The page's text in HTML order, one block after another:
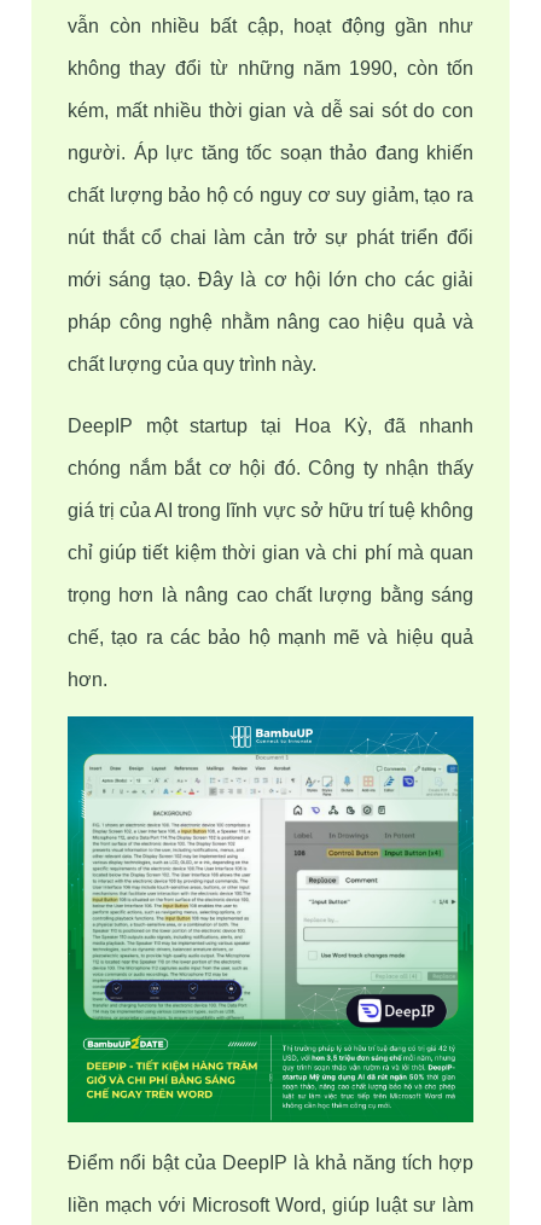
vẫn còn nhiều bất cập, hoạt động gần như
không thay đổi từ những năm 1990, còn tốn
kém, mất nhiều thời gian và dễ sai sót do con
người. Áp lực tăng tốc soạn thảo đang khiến
chất lượng bảo hộ có nguy cơ suy giảm, tạo ra
nút thắt cổ chai làm cản trở sự phát triển đổi
mới sáng tạo. Đây là cơ hội lớn cho các giải
pháp công nghệ nhằm nâng cao hiệu quả và
chất lượng của quy trình này.
DeepIP một startup tại Hoa Kỳ, đã nhanh
chóng nắm bắt cơ hội đó. Công ty nhận thấy
giá trị của AI trong lĩnh vực sở hữu trí tuệ không
chỉ giúp tiết kiệm thời gian và chi phí mà quan
trọng hơn là nâng cao chất lượng bằng sáng
chế, tạo ra các bảo hộ mạnh mẽ và hiệu quả
hơn.
Điểm nổi bật của DeepIP là khả năng tích hợp
liền mạch với Microsoft Word, giúp luật sư làm